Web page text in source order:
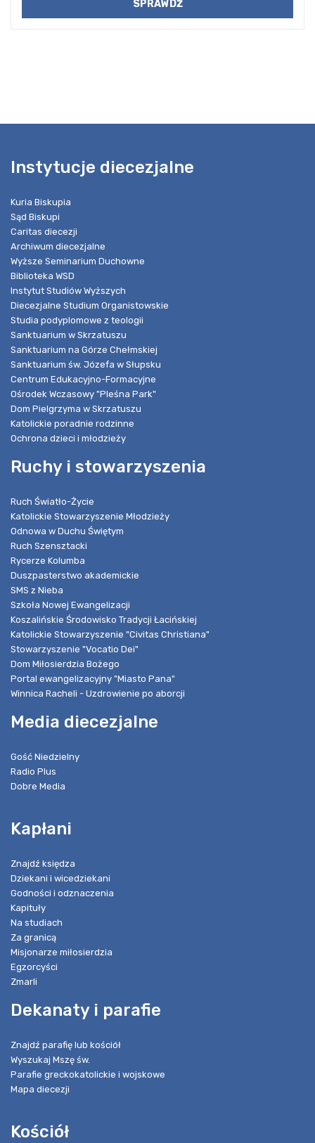
Instytucje diecezjalne
Kuria Biskupia
Sąd Biskupi
Caritas diecezji
Archiwum diecezjalne
Wyższe Seminarium Duchowne
Biblioteka WSD
Instytut Studiów Wyższych
Diecezjalne Studium Organistowskie
Studia podyplomowe z teologii
Sanktuarium w Skrzatuszu
Sanktuarium na Górze Chełmskiej
Sanktuarium św. Józefa w Słupsku
Centrum Edukacyjno-Formacyjne
Ośrodek Wczasowy "Pleśna Park"
Dom Pielgrzyma w Skrzatuszu
Katolickie poradnie rodzinne
Ochrona dzieci i młodzieży
Ruchy i stowarzyszenia
Ruch Światło-Życie
Katolickie Stowarzyszenie Młodzieży
Odnowa w Duchu Świętym
Ruch Szensztacki
Rycerze Kolumba
Duszpasterstwo akademickie
SMS z Nieba
Szkoła Nowej Ewangelizacji
Koszalińskie Środowisko Tradycji Łacińskiej
Katolickie Stowarzyszenie "Civitas Christiana"
Stowarzyszenie "Vocatio Dei"
Dom Miłosierdzia Bożego
Portal ewangelizacyjny "Miasto Pana"
Winnica Racheli - Uzdrowienie po aborcji
Media diecezjalne
Gość Niedzielny
Radio Plus
Dobre Media
Kapłani
Znajdź księdza
Dziekani i wicedziekani
Godności i odznaczenia
Kapituły
Na studiach
Za granicą
Misjonarze miłosierdzia
Egzorcyści
Zmarli
Dekanaty i parafie
Znajdź parafię lub kościół
Wyszukaj Mszę św.
Parafie greckokatolickie i wojskowe
Mapa diecezji
Kościół